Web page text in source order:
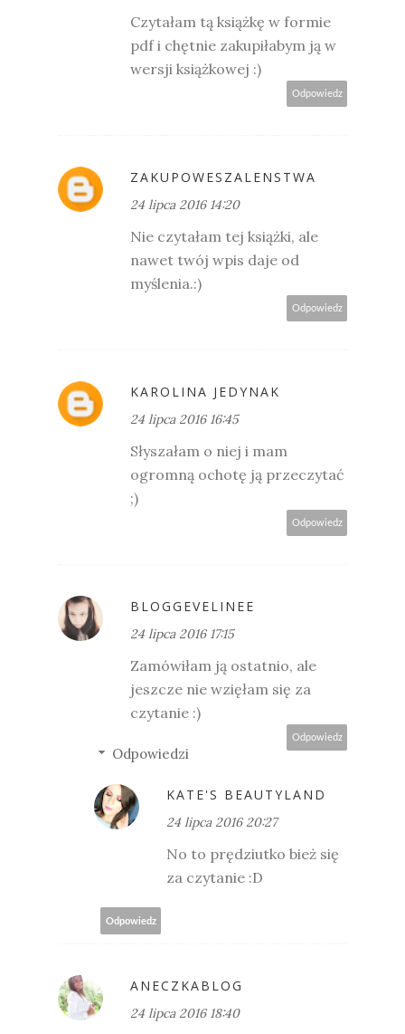
Czytałam tą książkę w formie
pdf i chętnie zakupiłabym ją w
wersji książkowej :)
Odpowiedz
ZAKUPOWESZALENSTWA
24 lipca 2016 14:20
Nie czytałam tej książki, ale
nawet twój wpis daje od
myślenia.:)
Odpowiedz
KAROLINA JEDYNAK
24 lipca 2016 16:45
Słyszałam o niej i mam
ogromną ochotę ją przeczytać
;)
Odpowiedz
BLOGGEVELINEE
24 lipca 2016 17:15
Zamówiłam ją ostatnio, ale
jeszcze nie wzięłam się za
czytanie :)
Odpowiedz
Odpowiedzi
KATE'S BEAUTYLAND
24 lipca 2016 20:27
No to prędziutko bież się
za czytanie :D
Odpowiedz
ANECZKABLOG
24 lipca 2016 18:40